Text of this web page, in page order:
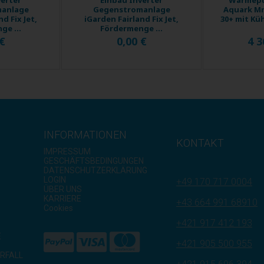
Fix Jet,
...
Gegenstromanlage
iGarden Fairland Fix Jet,
Fördermenge ...
0,00 €
Aquark
30+ mit
4
INFORMATIONEN
IMPRESSUM
GESCHÄFTSBEDINGUNGEN
DATENSCHUTZERKLÄRUNG
LOGIN
ÜBER UNS
KARRIERE
Cookies
KONTAKT
+49 170 717 0004
+43 664 991 68910
+421 917 412 193
+421 905 500 955